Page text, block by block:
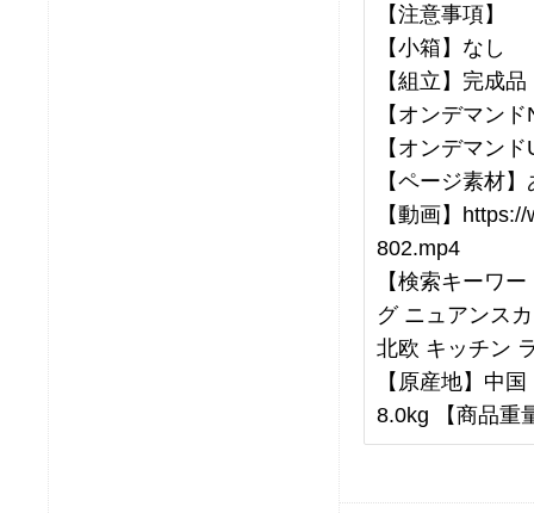
【注意事項】
【小箱】なし
【組立】完成品
【オンデマン
【オンデマン
【ページ素材
【動画】
802.mp4
【検索キーワ
グ ニュアンス
北欧 キッチン
【原産地】中
8.0kg 【商品重